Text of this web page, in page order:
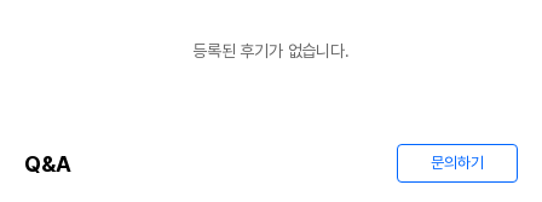
등록된 후기가 없습니다.
Q&A 문의하기